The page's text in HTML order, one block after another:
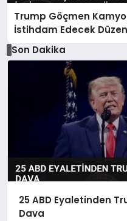
Trump Göçmen
İstihdam Edecek
Son Dakika
25 ABD Eyaletinden
Dava